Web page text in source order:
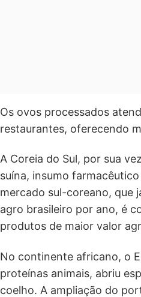
Os ovos processados
restaurantes, oferecendo
A Coreia do Sul, por sua
suína, insumo
mercado sul-coreano, que
agro brasileiro por ano, é
produtos de maior valor
No continente africano, o
proteínas animais, abriu
coelho. A ampliação do